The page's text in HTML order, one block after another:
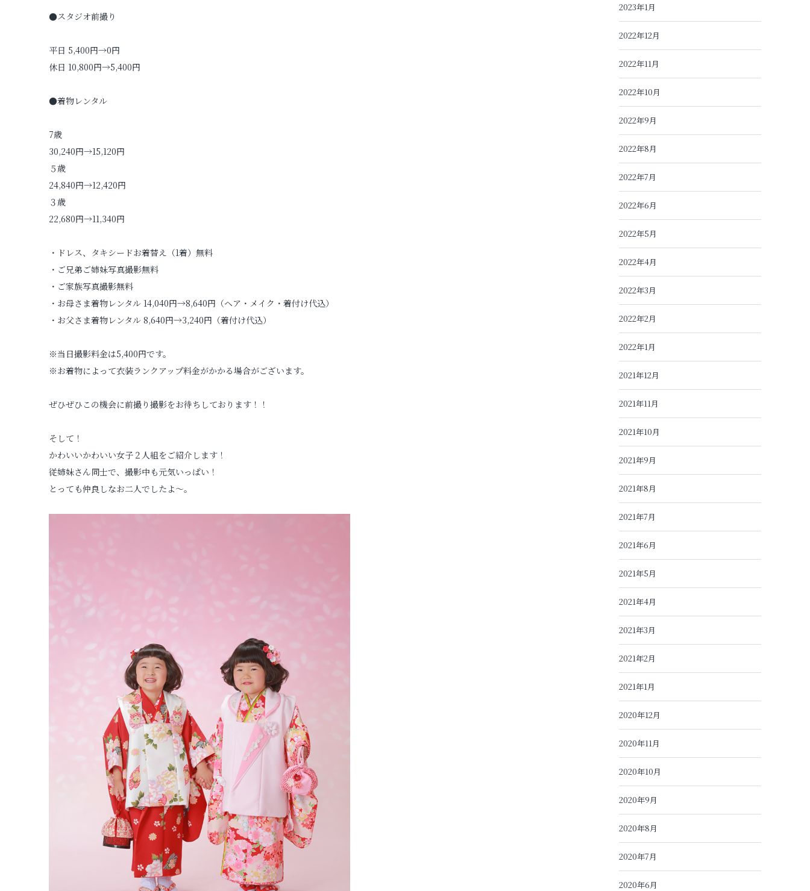
●スタジオ前撮り
平日 5,400円→0円
休日 10,800円→5,400円
●着物レンタル
7歳
30,240円→15,120円
５歳
24,840円→12,420円
３歳
22,680円→11,340円
・ドレス、タキシードお着替え（1着）無料
・ご兄弟ご姉妹写真撮影無料
・ご家族写真撮影無料
・お母さま着物レンタル 14,040円→8,640円（ヘア・メイク・着付け代込）
・お父さま着物レンタル 8,640円→3,240円（着付け代込）
※当日撮影料金は5,400円です。
※お着物によって衣装ランクアップ料金がかかる場合がございます。
ぜひぜひこの機会に前撮り撮影をお待ちしております！！
そして！
かわいいかわいい女子２人組をご紹介します！
従姉妹さん同士で、撮影中も元気いっぱい！
とっても仲良しなお二人でしたよ～。
2023年1月
2022年12月
2022年11月
2022年10月
2022年9月
2022年8月
2022年7月
2022年6月
2022年5月
2022年4月
2022年3月
2022年2月
2022年1月
2021年12月
2021年11月
2021年10月
2021年9月
2021年8月
2021年7月
2021年6月
2021年5月
2021年4月
2021年3月
2021年2月
2021年1月
2020年12月
2020年11月
2020年10月
2020年9月
2020年8月
2020年7月
2020年6月